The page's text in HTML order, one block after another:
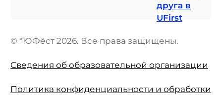
друга в
UFirst
© *ЮФёст 2026. Все права защищены.
Сведения об образовательной организации
Политика конфиденциальности и обработки